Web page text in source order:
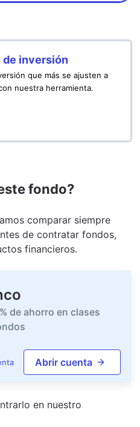
de inversión
que más se ajusten a
nuestra herramienta.
fondo?
comparar siempre
de contratar fondos,
financieros.
de ahorro en clases
Abrir cuenta
en nuestro